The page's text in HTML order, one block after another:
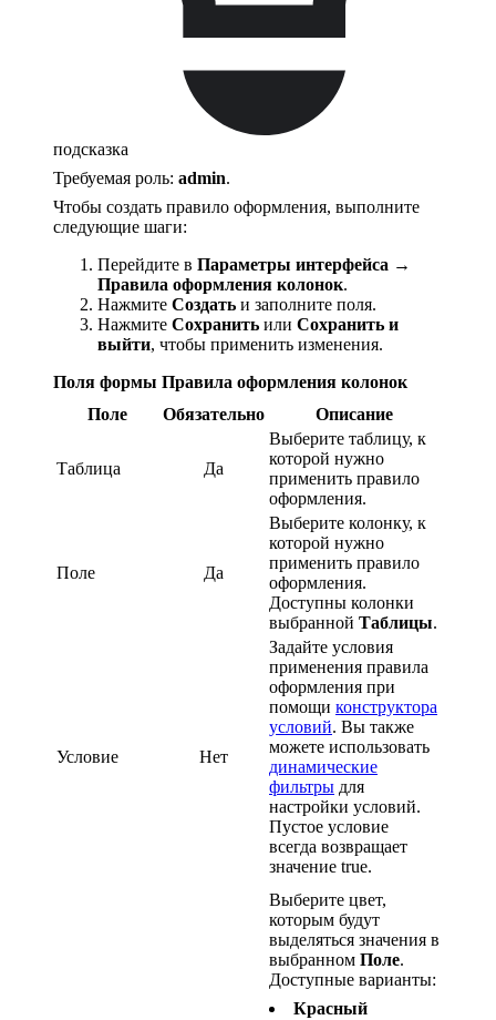
подсказка
Требуемая роль: admin.
Чтобы создать правило оформления, выполните
следующие шаги:
Перейдите в Параметры интерфейса →
Правила оформления колонок.
Нажмите Создать и заполните поля.
Нажмите Сохранить или Сохранить и
выйти, чтобы применить изменения.
Поля формы Правила оформления колонок
Поле
Обязательно Описание
Таблица Да
Выберите таблицу, к
которой нужно
применить правило
оформления.
Поле Да
Выберите колонку, к
которой нужно
применить правило
оформления.
Доступны колонки
выбранной Таблицы.
Условие Нет
Задайте условия
применения правила
оформления при
помощи конструктора
условий. Вы также
можете использовать
динамические
фильтры для
настройки условий.
Пустое условие
всегда возвращает
значение true.
Выберите цвет,
которым будут
выделяться значения в
выбранном Поле.
Доступные варианты:
Красный